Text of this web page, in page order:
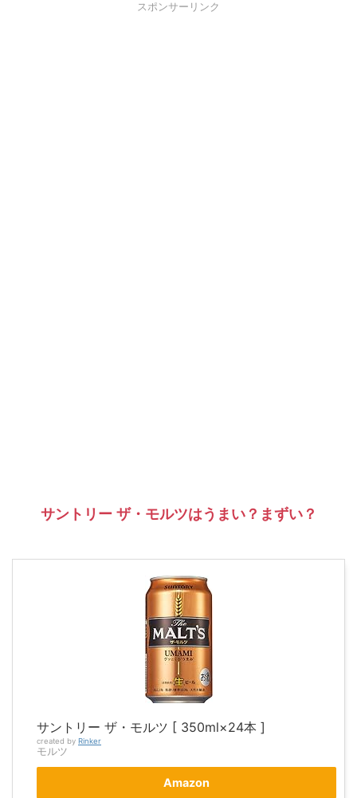
スポンサーリンク
サントリー ザ・モルツはうまい？まずい？
サントリー ザ・モルツ [ 350ml×24本 ]
created by Rinker
モルツ
Amazon